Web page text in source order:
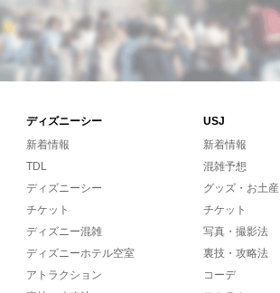
ディズニーシー
USJ
新着情報
TDL
ディズニーシー
チケット
ディズニー混雑
ディズニーホテル空室
アトラクション
新着情報
混雑予想
グッズ・お土産
チケット
写真・撮影法
裏技・攻略法
コーデ